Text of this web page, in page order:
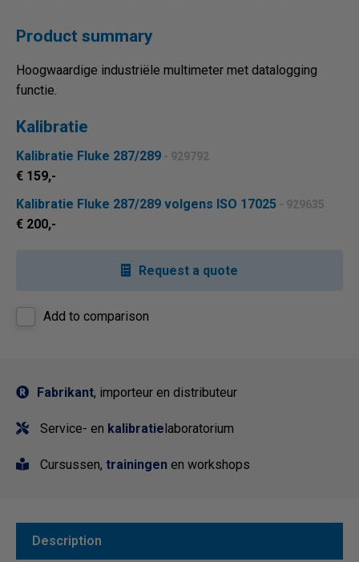
Product summary
Hoogwaardige industriële multimeter met datalogging
functie.
Kalibratie
Kalibratie Fluke 287/289 - 929792
€ 159,-
Kalibratie Fluke 287/289 volgens ISO 17025 - 929635
€ 200,-
Request a quote
Add to comparison
Fabrikant, importeur en distributeur
Service- en kalibratielaboratorium
Cursussen, trainingen en workshops
Description